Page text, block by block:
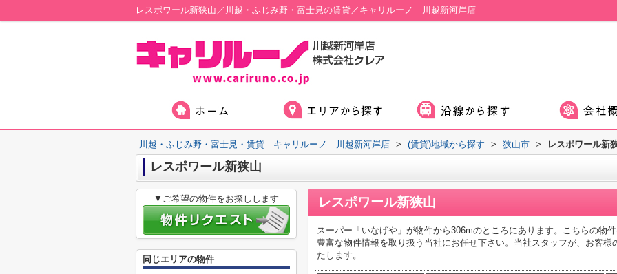
レスポワール新狭山／川越・ふじみ野・富士見の賃貸／キャリルーノ 川越新河岸店
川越・ふじみ野・富士見・賃貸｜キャリルーノ 川越新河岸店 > (賃貸)地域から探す > 狭山市 > レスポワール新
レスポワール新狭山
レスポワール新狭山
スーパー「いなげや」が物件から306mのところにあります。こちらの物
豊富な物件情報を取り扱う当社にお任せ下さい。当社スタッフが、お客
たします。
▼ご希望の物件をお探しします
同じエリアの物件